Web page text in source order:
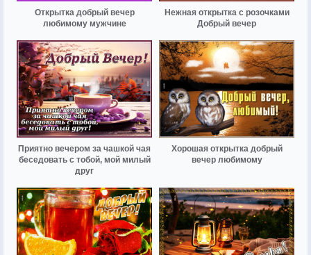
Открытка добрый вечер
любимому мужчине
Нежная открытка с розочками
Добрый вечер
Приятно вечером за чашкой чая
беседовать с тобой, мой милый
друг
Хорошая открытка добрый
вечер любимому